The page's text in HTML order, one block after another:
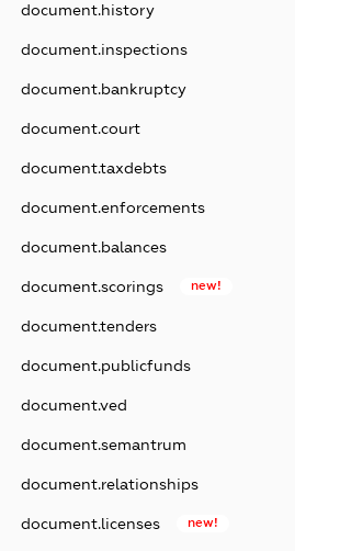
document.history
document.inspections
document.bankruptcy
document.court
document.taxdebts
document.enforcements
document.balances
document.scorings new!
document.tenders
document.publicfunds
document.ved
document.semantrum
document.relationships
document.licenses new!